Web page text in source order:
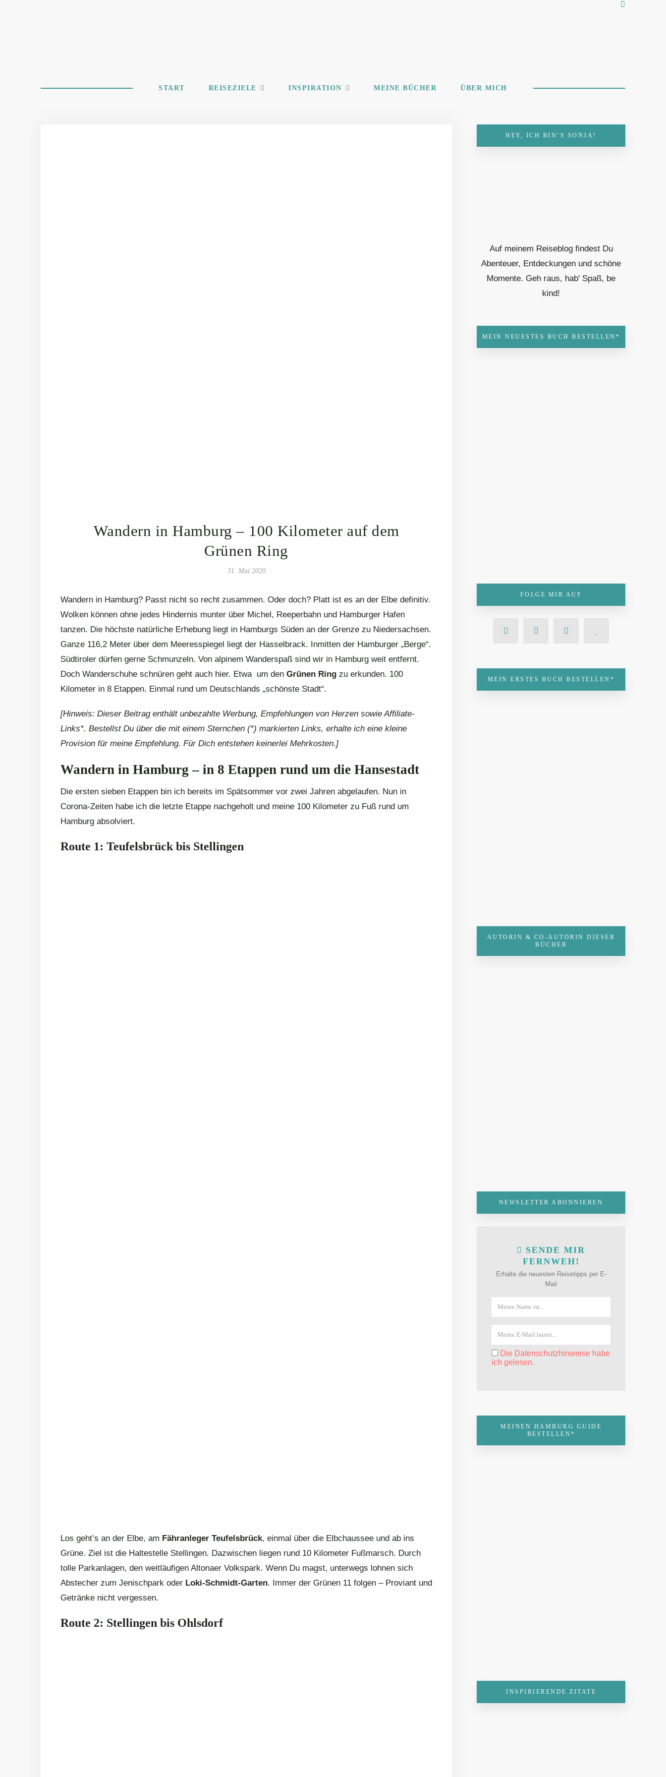
START REISEZIELE INSPIRATION MEINE BÜCHER ÜBER MICH
Wandern in Hamburg – 100 Kilometer auf dem
Grünen Ring
31. Mai 2020
Wandern in Hamburg? Passt nicht so recht zusammen. Oder doch? Platt ist es an der Elbe definitiv.
Wolken können ohne jedes Hindernis munter über Michel, Reeperbahn und Hamburger Hafen
tanzen. Die höchste natürliche Erhebung liegt in Hamburgs Süden an der Grenze zu Niedersachsen.
Ganze 116,2 Meter über dem Meeresspiegel liegt der Hasselbrack. Inmitten der Hamburger „Berge“.
Südtiroler dürfen gerne Schmunzeln. Von alpinem Wanderspaß sind wir in Hamburg weit entfernt.
Doch Wanderschuhe schnüren geht auch hier. Etwa um den Grünen Ring zu erkunden. 100
Kilometer in 8 Etappen. Einmal rund um Deutschlands „schönste Stadt“.
[Hinweis: Dieser Beitrag enthält unbezahlte Werbung, Empfehlungen von Herzen sowie Affiliate-
Links*. Bestellst Du über die mit einem Sternchen (*) markierten Links, erhalte ich eine kleine
Provision für meine Empfehlung. Für Dich entstehen keinerlei Mehrkosten.]
Wandern in Hamburg – in 8 Etappen rund um die Hansestadt
Die ersten sieben Etappen bin ich bereits im Spätsommer vor zwei Jahren abgelaufen. Nun in
Corona-Zeiten habe ich die letzte Etappe nachgeholt und meine 100 Kilometer zu Fuß rund um
Hamburg absolviert.
Route 1: Teufelsbrück bis Stellingen
Los geht’s an der Elbe, am Fähranleger Teufelsbrück, einmal über die Elbchaussee und ab ins
Grüne. Ziel ist die Haltestelle Stellingen. Dazwischen liegen rund 10 Kilometer Fußmarsch. Durch
tolle Parkanlagen, den weitläufigen Altonaer Volkspark. Wenn Du magst, unterwegs lohnen sich
Abstecher zum Jenischpark oder Loki-Schmidt-Garten. Immer der Grünen 11 folgen – Proviant und
Getränke nicht vergessen.
Route 2: Stellingen bis Ohlsdorf
HEY, ICH BIN’S SONJA!
Auf meinem Reiseblog findest Du
Abenteuer, Entdeckungen und schöne
Momente. Geh raus, hab' Spaß, be
kind!
MEIN NEUESTES BUCH BESTELLEN*
FOLGE MIR AUF
MEIN ERSTES BUCH BESTELLEN*
AUTORIN & CO-AUTORIN DIESER
BÜCHER
NEWSLETTER ABONNIEREN
SENDE MIR
FERNWEH!
Erhalte die neuesten Reisetipps per E-
Mail
Die Datenschutzhinweise habe
ich gelesen.
MEINEN HAMBURG GUIDE
BESTELLEN*
INSPIRIERENDE ZITATE